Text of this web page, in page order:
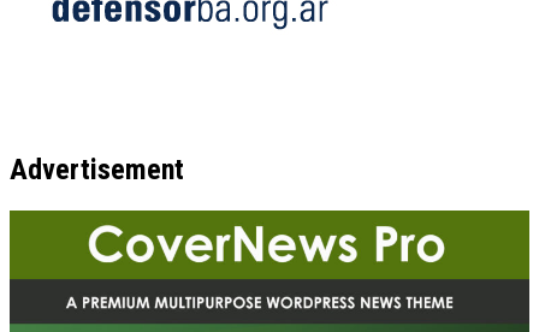
Advertisement